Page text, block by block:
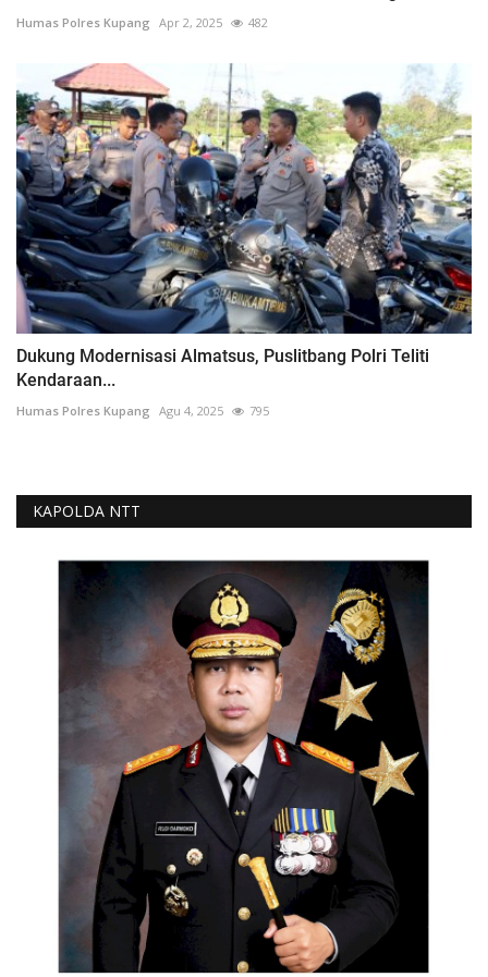
Humas Polres Kupang Apr 2, 2025 482
Dukung Modernisasi Almatsus, Puslitbang Polri Teliti
Kendaraan...
Humas Polres Kupang Agu 4, 2025 795
KAPOLDA NTT